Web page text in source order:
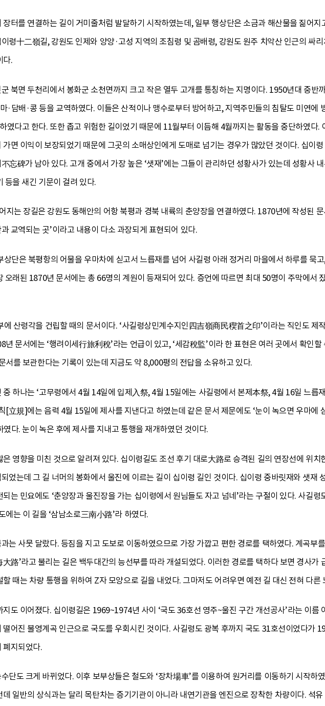
터를 연결하는 길이 거미줄처럼 발달하기 시작하였는데, 일부 행상단은 소금과 해산물을 짊어
령十二嶺길, 강원도 인제와 양양·고성 지역의 조침령 및 곰배령, 강원도 원주 치악산 인근의 싸
다.
북면 두천리에서 봉화군 소천면까지 크고 작은 열두 고개를 통칭하는 지명이다. 1950년대 중반
·담배·콩 등을 교역하였다. 이들은 산적이나 맹수로부터 방어하고, 지역주민들의 침탈도 미연에
였다고 한다. 또한 좁고 위험한 길이었기 때문에 11월부터 이듬해 4월까지는 활동을 중단하였다.
면 이익이 보장되었기 때문에 그곳의 소매상인에게 도매로 넘기는 경우가 많았던 것이다. 십이
忘碑가 남아 있다. 고개 중에서 가장 높은 ‘샛재’에는 그들이 관리하던 성황사가 있는데 성황사
등을 새긴 기문이 걸려 있다.
지는 장길은 강원도 동해안의 어항 북평과 경북 내륙의 춘양장을 연결하였다. 1870년에 작성된
교역되는 곳’이라고 내용이 다소 과장되게 표현되어 있다.
단은 북평항의 어물을 우마차에 싣고서 느릅재를 넘어 사길령 아래 정거리 마을에서 하루를 묵
오래된 1870년 문서에는 총 66명의 계원이 등재되어 있다. 증언에 따르면 최대 50명이 주막에서
산령각을 건립할 때의 문서이다. ‘사길령상민계수지인四吉嶺商民稧首之印’이라는 직인도 제
년 문서에는 ‘행려이세行旅利稅’라는 언급이 있고, ‘세감稅監’이라 한 표현은 여러 곳에서 확인
서를 보관한다는 기록이 있는데 지금도 약 8,000평의 전답을 소유하고 있다.
하나는 ‘고무령에서 4월 14일에 입제入祭, 4월 15일에는 사길령에서 본제本祭, 4월 16일 느릅
[立規]에는 음력 4월 15일에 제사를 지낸다고 하였는데 같은 문서 제문에도 ‘눈이 녹으면 우마에
였다. 눈이 녹은 후에 제사를 지내고 통행을 재개하였던 것이다.
영향을 미친 것으로 알려져 있다. 십이령길도 조선 후기 대로大路로 승격된 길의 연장선에 위치
었는데 그 길 너머의 봉화에서 울진에 이르는 길이 십이령 길인 것이다. 십이령 중바릿재와 샛재
는 민요에도 ‘춘양장과 울진장을 가는 십이령에서 원님들도 자고 넘네’라는 구절이 있다. 사길
에는 이 길을 ‘삼남소로三南小路’라 하였다.
는 사뭇 달랐다. 등짐을 지고 도보로 이동하였으므로 가장 가깝고 편한 경로를 택하였다. 계곡부
路’라고 불리는 길은 백두대간의 능선부를 따라 개설되었다. 이러한 경로를 택하다 보면 경사가
때는 차량 통행을 위하여 Z자 모양으로 길을 내었다. 그마저도 어려우면 예전 길 대신 전혀 다른
도 이어졌다. 십이령길은 1969~1974년 사이 ‘국도 36호선 영주~울진 구간 개선공사’라는 이름
떨어진 불영계곡 인근으로 국도를 우회시킨 것이다. 사길령도 광복 후까지 국도 31호선이었다가
폐지되었다.
단도 크게 바뀌었다. 이후 보부상들은 철도와 ‘장차場車’를 이용하여 원거리를 이동하기 시작하
일반의 상식과는 달리 목탄차는 증기기관이 아니라 내연기관을 엔진으로 장착한 차량이다. 석